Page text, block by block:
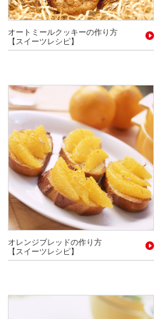
オートミールクッキーの作り方
【スイーツレシピ】
オレンジブレッドの作り方
【スイーツレシピ】